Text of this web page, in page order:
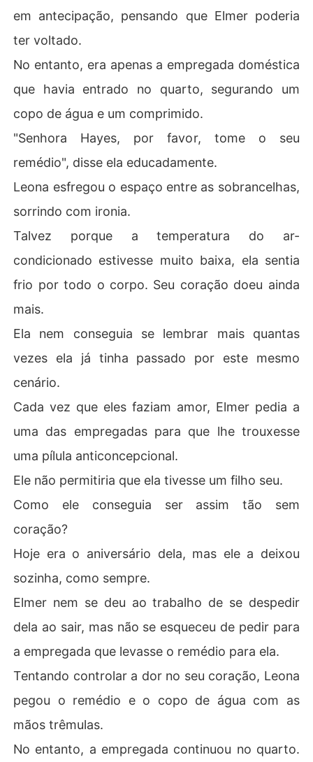
em antecipação, pensando que Elmer poderia
ter voltado.
No entanto, era apenas a empregada doméstica
que havia entrado no quarto, segurando um
copo de água e um comprimido.
"Senhora Hayes, por favor, tome o seu
remédio", disse ela educadamente.
Leona esfregou o espaço entre as sobrancelhas,
sorrindo com ironia.
Talvez porque a temperatura do ar-
condicionado estivesse muito baixa, ela sentia
frio por todo o corpo. Seu coração doeu ainda
mais.
Ela nem conseguia se lembrar mais quantas
vezes ela já tinha passado por este mesmo
cenário.
Cada vez que eles faziam amor, Elmer pedia a
uma das empregadas para que lhe trouxesse
uma pílula anticoncepcional.
Ele não permitiria que ela tivesse um filho seu.
Como ele conseguia ser assim tão sem
coração?
Hoje era o aniversário dela, mas ele a deixou
sozinha, como sempre.
Elmer nem se deu ao trabalho de se despedir
dela ao sair, mas não se esqueceu de pedir para
a empregada que levasse o remédio para ela.
Tentando controlar a dor no seu coração, Leona
pegou o remédio e o copo de água com as
mãos trêmulas.
No entanto, a empregada continuou no quarto.